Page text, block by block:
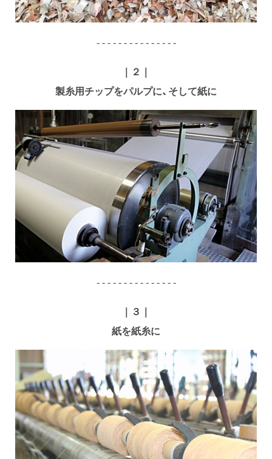
- - - - - - - - - - - - - - -
｜２｜
製糸用チップをパルプに、そして紙に
- - - - - - - - - - - - - - -
｜３｜
紙を紙糸に